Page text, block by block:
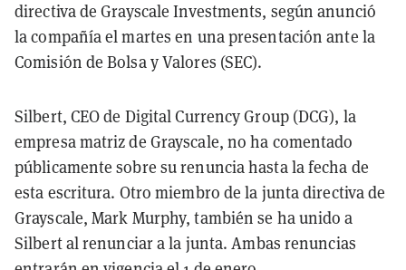
directiva de Grayscale Investments, según anunció
la compañía el martes en una presentación ante la
Comisión de Bolsa y Valores (SEC).
Silbert, CEO de Digital Currency Group (DCG), la
empresa matriz de Grayscale, no ha comentado
públicamente sobre su renuncia hasta la fecha de
esta escritura. Otro miembro de la junta directiva de
Grayscale, Mark Murphy, también se ha unido a
Silbert al renunciar a la junta. Ambas renuncias